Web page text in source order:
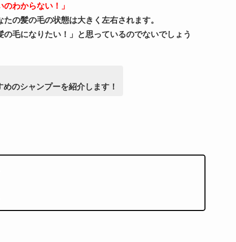
わからない！」
の髪の毛の状態は大きく左右されます。
毛になりたい！」と思っているのでないでしょう
のシャンプーを紹介します！